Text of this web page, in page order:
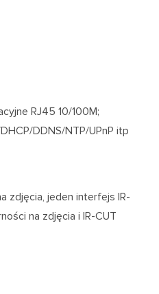
RJ45 10/100M;
DDNS/NTP/UPnP itp
zdjęcia, jeden interfejs IR-
na zdjęcia i IR-CUT